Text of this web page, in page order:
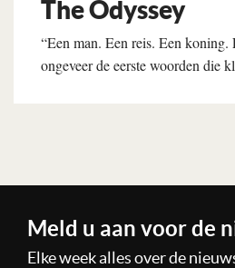
The Odyssey
“Een man. Een reis. Een
ongeveer de eerste woorden die
Meld u aan voor de
Elke week alles over de